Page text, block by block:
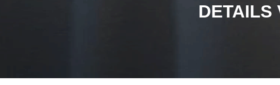
DETAILS